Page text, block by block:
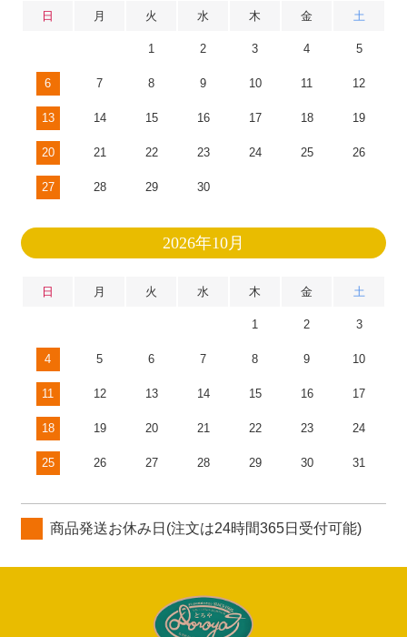
日 月 火 水 木 金 土
1 2 3 4 5
6 7 8 9 10 11 12
13 14 15 16 17 18 19
20 21 22 23 24 25 26
27 28 29 30
2026年10月
日 月 火 水 木 金 土
1 2 3
4 5 6 7 8 9 10
11 12 13 14 15 16 17
18 19 20 21 22 23 24
25 26 27 28 29 30 31
商品発送お休み日(注文は24時間365日受付可能)